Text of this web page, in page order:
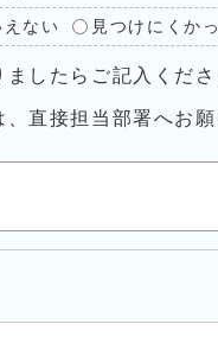
えない 見つけにくか
したらご記入くださ
、直接担当部署へお